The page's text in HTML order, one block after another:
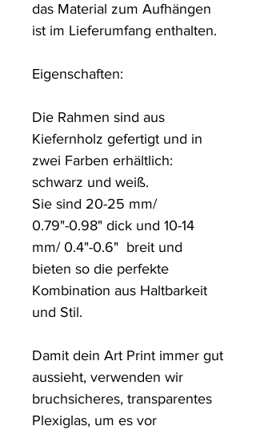
das Material zum Aufhängen
ist im Lieferumfang enthalten.
Eigenschaften:
Die Rahmen sind aus
Kiefernholz gefertigt und in
zwei Farben erhältlich:
schwarz und weiß.
Sie sind 20-25 mm/
0.79"-0.98" dick und 10-14
mm/ 0.4"-0.6"  breit und
bieten so die perfekte
Kombination aus Haltbarkeit
und Stil.
Damit dein Art Print immer gut
aussieht, verwenden wir
bruchsicheres, transparentes
Plexiglas, um es vor